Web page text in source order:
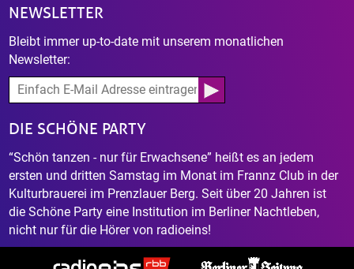
NEWSLETTER
Bleibt immer up-to-date mit unserem monatlichen
Newsletter:
DIE SCHÖNE PARTY
“Schön tanzen - nur für Erwachsene” heißt es an jedem
ersten und dritten Samstag im Monat im Frannz Club in der
Kulturbrauerei im Prenzlauer Berg. Seit über 20 Jahren ist
die Schöne Party eine Institution im Berliner Nachtleben,
nicht nur für die Hörer von radioeins!